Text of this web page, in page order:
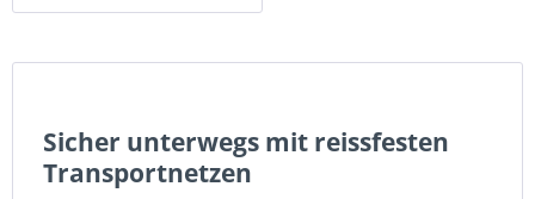
Sicher unterwegs mit reissfesten
Transportnetzen